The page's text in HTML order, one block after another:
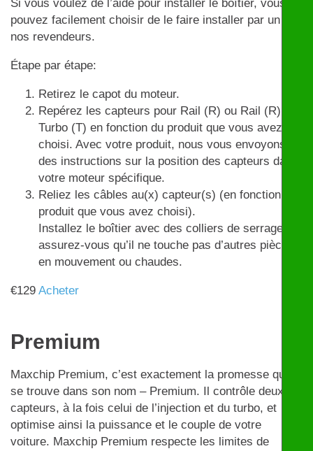
Si vous voulez de l’aide pour installer le boîtier, vous
pouvez facilement choisir de le faire installer par un de
nos revendeurs.
Étape par étape:
Retirez le capot du moteur.
Repérez les capteurs pour Rail (R) ou Rail (R) et
Turbo (T) en fonction du produit que vous avez
choisi. Avec votre produit, nous vous envoyons
des instructions sur la position des capteurs dans
votre moteur spécifique.
Reliez les câbles au(x) capteur(s) (en fonction du
produit que vous avez choisi).
Installez le boîtier avec des colliers de serrage et
assurez-vous qu’il ne touche pas d’autres pièces
en mouvement ou chaudes.
€129 Acheter
Premium
Maxchip Premium, c’est exactement la promesse qui
se trouve dans son nom – Premium. Il contrôle deux
capteurs, à la fois celui de l’injection et du turbo, et
optimise ainsi la puissance et le couple de votre
voiture. Maxchip Premium respecte les limites de